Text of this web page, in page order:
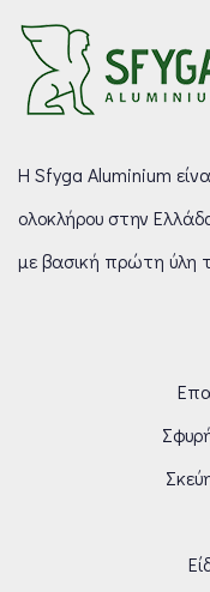
Η Sfyga Aluminium
ολοκλήρου στην
με βασική πρώτη ύλη